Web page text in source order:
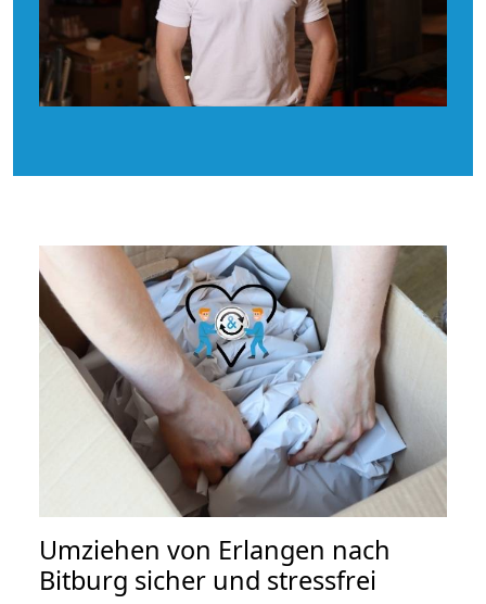
Umziehen von Erlangen nach
Bitburg sicher und stressfrei